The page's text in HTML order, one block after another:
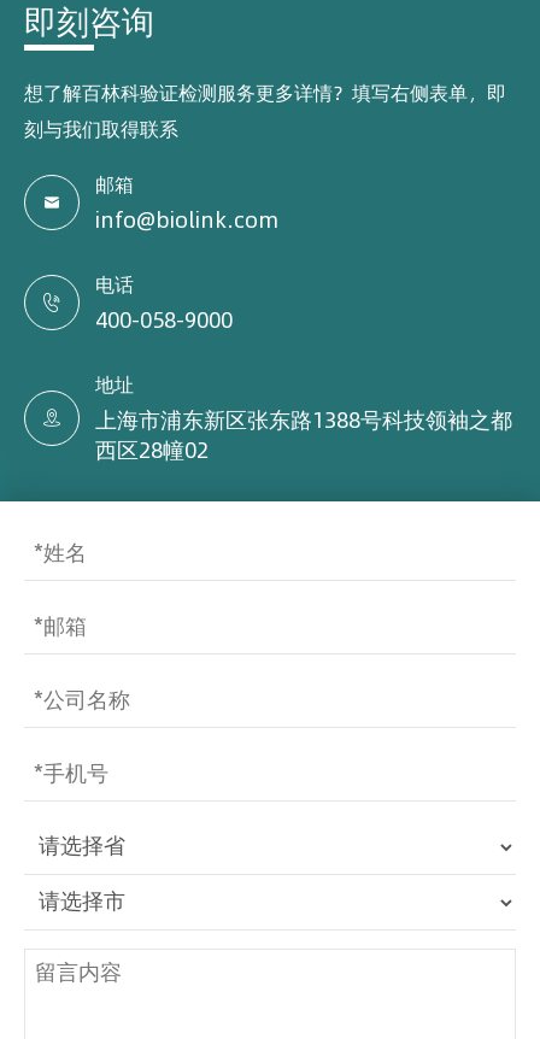
即刻咨询
想了解百林科验证检测服务更多详情？填写右侧表单，即
刻与我们取得联系

邮箱
info@biolink.com

电话
400-058-9000

地址
上海市浦东新区张东路1388号科技领袖之都
西区28幢02